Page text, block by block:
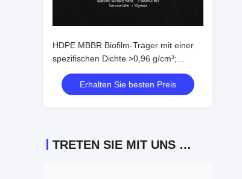
HDPE MBBR Biofilm-Träger mit einer
spezifischen Dichte >0,96 g/cm³;
effektive Oberfläche >500 m²/m³ und
Hohlraumanteil >95 % für die
Abwasserbehandlung
Erhalten Sie besten Preis
TRETEN SIE MIT UNS IN VERBINDUNG